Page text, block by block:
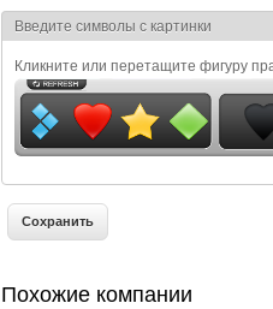
Я спамер
Введите символы с картинки
Кликните или перетащите фигуру
Похожие компании